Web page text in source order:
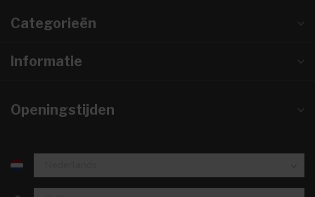
Categorieën
Informatie
Openingstijden